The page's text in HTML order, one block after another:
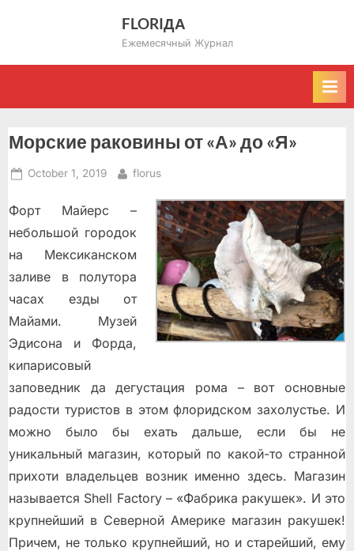
FLORIДА
Ежемесячный Журнал
Морские раковины от «А» до «Я»
Posted
October 1, 2019 By
florus
Форт Майерс –
небольшой городок
на Мексиканском
заливе в полутора
часах езды от
Майами. Музей
Эдисона и Форда,
кипарисовый
заповедник да дегустация рома – вот основные
радости туристов в этом флоридском захолустье. И
можно было бы ехать дальше, если бы не
уникальный магазин, который по какой-то странной
прихоти владельцев возник именно здесь. Магазин
называется Shell Factory – «Фабрика ракушек». И это
крупнейший в Северной Америке магазин ракушек!
Причем, не только крупнейший, но и старейший, ему